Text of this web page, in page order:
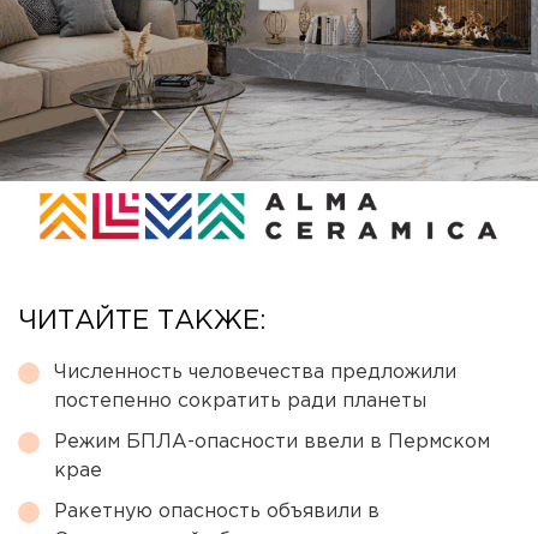
ЧИТАЙТЕ ТАКЖЕ:
Численность человечества предложили
постепенно сократить ради планеты
Режим БПЛА-опасности ввели в Пермском
крае
Ракетную опасность объявили в